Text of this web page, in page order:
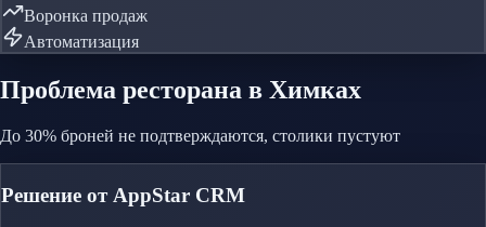
Воронка продаж
Автоматизация
Проблема ресторана в Химках
До 30% броней не подтверждаются, столики пустуют
Решение от AppStar CRM